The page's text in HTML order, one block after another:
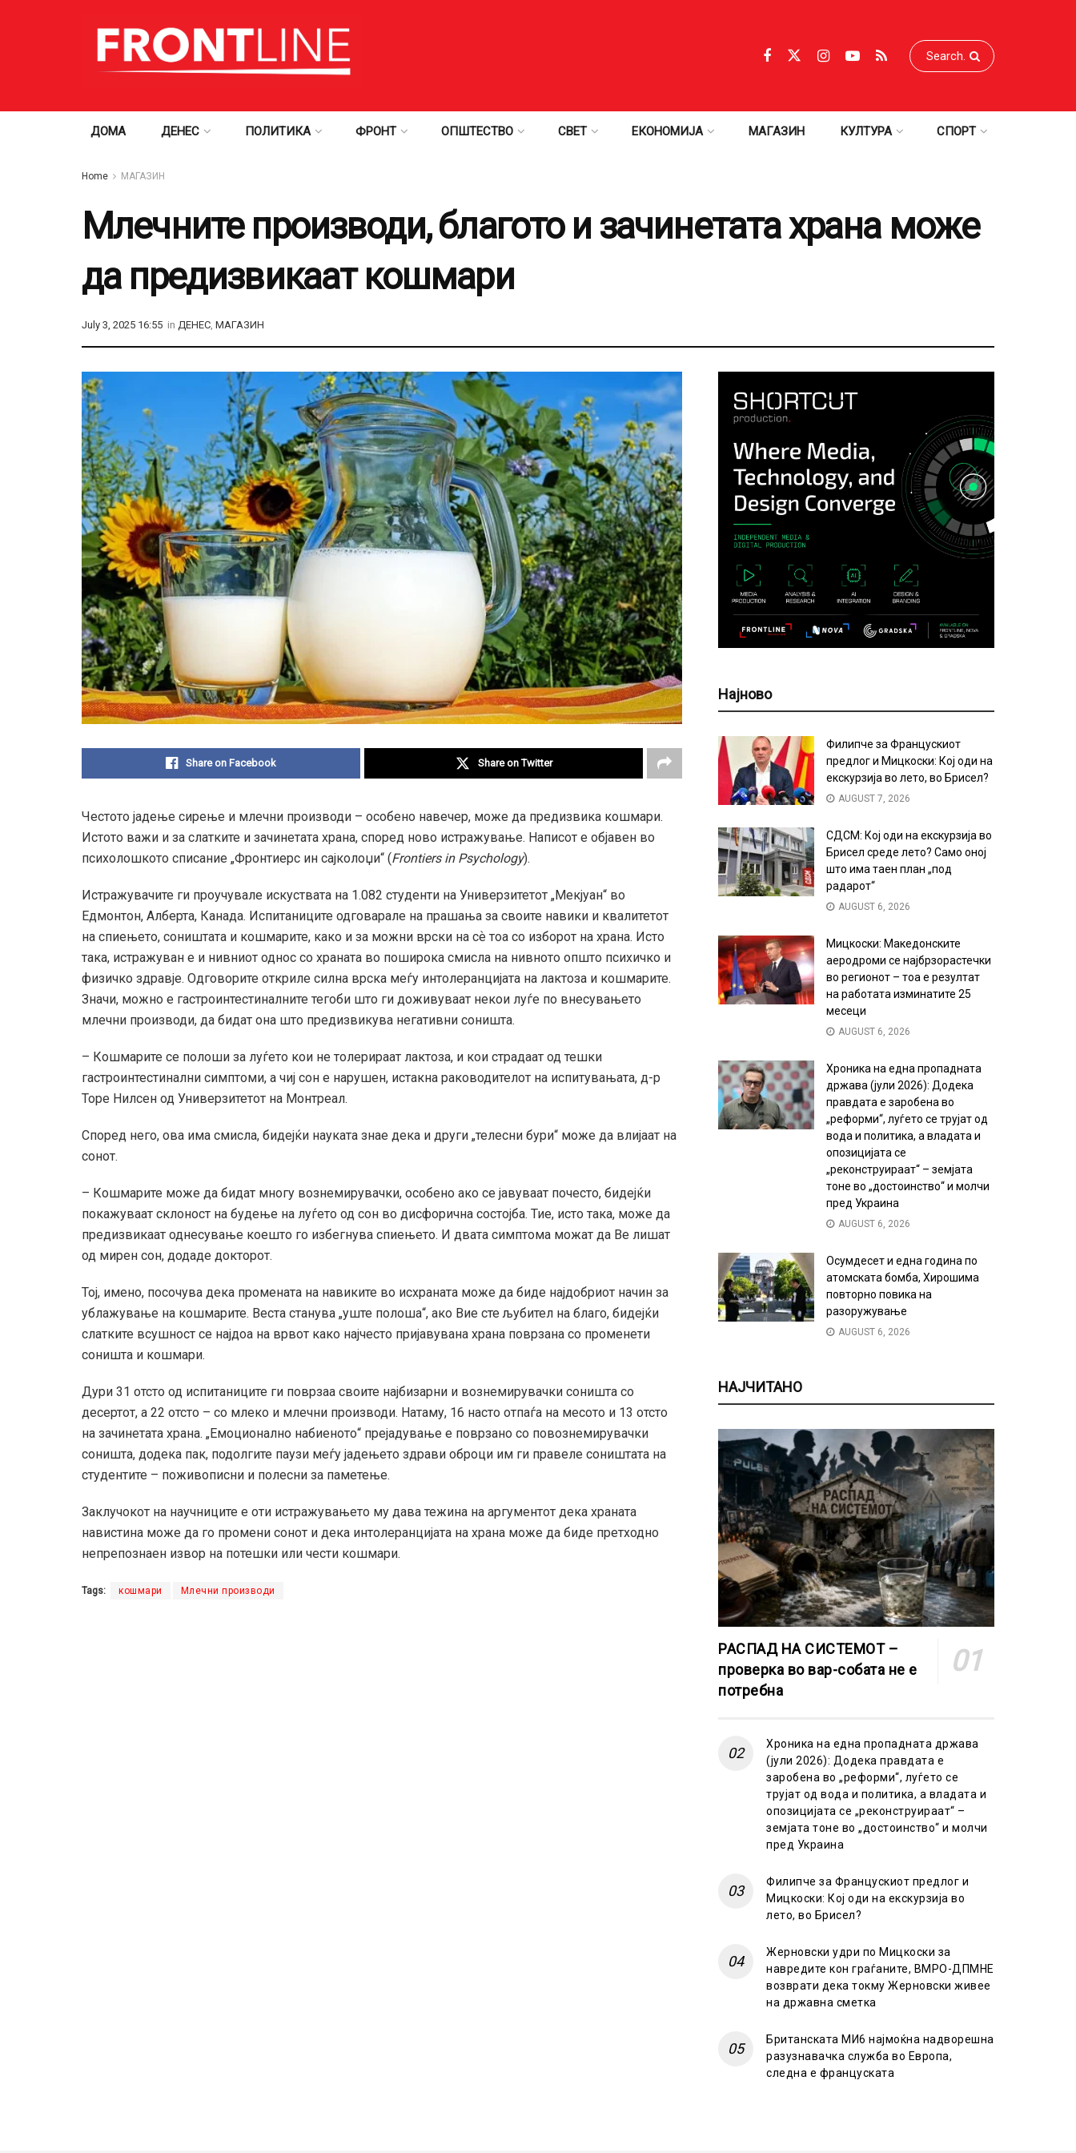
ДОМА ДЕНЕС ПОЛИТИКА ФРОНТ ОПШТЕСТВО СВЕТ ЕКОНОМИЈА МАГАЗИН КУЛТУРА СПОРТ
Home МАГАЗИН
Млечните производи, благото и зачинетата храна може
да предизвикаат кошмари
July 3, 2025 16:55 in ДЕНЕС, МАГАЗИН
Share on Facebook Share on Twitter
Честото јадење сирење и млечни производи – особено навечер, може да предизвика кошмари.
Истото важи и за слатките и зачинетата храна, според ново истражување. Написот е објавен во
психолошкото списание „Фронтиерс ин сајколоџи“ (Frontiers in Psychology).
Истражувачите ги проучувале искуствата на 1.082 студенти на Универзитетот „Мекјуан“ во
Едмонтон, Алберта, Канада. Испитаниците одговарале на прашања за своите навики и квалитетот
на спиењето, соништата и кошмарите, како и за можни врски на сѐ тоа со изборот на храна. Исто
така, истражуван е и нивниот однос со храната во поширока смисла на нивното општо психичко и
физичко здравје. Одговорите откриле силна врска меѓу интолеранцијата на лактоза и кошмарите.
Значи, можно е гастроинтестиналните тегоби што ги доживуваат некои луѓе по внесувањето
млечни производи, да бидат она што предизвикува негативни соништа.
– Кошмарите се полоши за луѓето кои не толерираат лактоза, и кои страдаат од тешки
гастроинтестинални симптоми, а чиј сон е нарушен, истакна раководителот на испитувањата, д-р
Торе Нилсен од Универзитетот на Монтреал.
Според него, ова има смисла, бидејќи науката знае дека и други „телесни бури“ може да влијаат на
сонот.
– Кошмарите може да бидат многу вознемирувачки, особено ако се јавуваат почесто, бидејќи
покажуваат склоност на будење на луѓето од сон во дисфорична состојба. Тие, исто така, може да
предизвикаат однесување коешто го избегнува спиењето. И двата симптома можат да Ве лишат
од мирен сон, додаде докторот.
Тој, имено, посочува дека промената на навиките во исхраната може да биде најдобриот начин за
ублажување на кошмарите. Веста станува „уште полоша“, ако Вие сте љубител на благо, бидејќи
слатките всушност се најдоа на врвот како најчесто пријавувана храна поврзана со променети
соништа и кошмари.
Дури 31 отсто од испитаниците ги поврзаа своите најбизарни и вознемирувачки соништа со
десертот, а 22 отсто – со млеко и млечни производи. Натаму, 16 насто отпаѓа на месото и 13 отсто
на зачинетата храна. „Емоционално набиеното“ прејадување е поврзано со повознемирувачки
соништа, додека пак, подолгите паузи меѓу јадењето здрави оброци им ги правеле соништата на
студентите – поживописни и полесни за паметење.
Заклучокот на научниците е оти истражувањето му дава тежина на аргументот дека храната
навистина може да го промени сонот и дека интолеранцијата на храна може да биде претходно
непрепознаен извор на потешки или чести кошмари.
Tags: кошмари Млечни производи
Најново
Филипче за Францускиот
предлог и Мицкоски: Кој оди на
екскурзија во лето, во Брисел?
AUGUST 7, 2026
СДСМ: Кој оди на екскурзија во
Брисел среде лето? Само оној
што има таен план „под
радарот“
AUGUST 6, 2026
Мицкоски: Македонските
аеродроми се најбрзорастечки
во регионот – тоа е резултат
на работата изминатите 25
месеци
AUGUST 6, 2026
Хроника на една пропадната
држава (јули 2026): Додека
правдата е заробена во
„реформи“, луѓето се трујат од
вода и политика, а владата и
опозицијата се
„реконструираат“ – земјата
тоне во „достоинство“ и молчи
пред Украина
AUGUST 6, 2026
Осумдесет и една година по
атомската бомба, Хирошима
повторно повика на
разоружување
AUGUST 6, 2026
НАЈЧИТАНО
РАСПАД НА СИСТЕМОТ –
проверка во вар-собата не е
потребна
Хроника на една пропадната држава
(јули 2026): Додека правдата е
заробена во „реформи“, луѓето се
трујат од вода и политика, а владата и
опозицијата се „реконструираат“ –
земјата тоне во „достоинство“ и молчи
пред Украина
Филипче за Францускиот предлог и
Мицкоски: Кој оди на екскурзија во
лето, во Брисел?
Жерновски удри по Мицкоски за
навредите кон граѓаните, ВМРО-ДПМНЕ
возврати дека токму Жерновски живее
на државна сметка
Британската МИ6 најмоќна надворешна
разузнавачка служба во Европа,
следна е француската